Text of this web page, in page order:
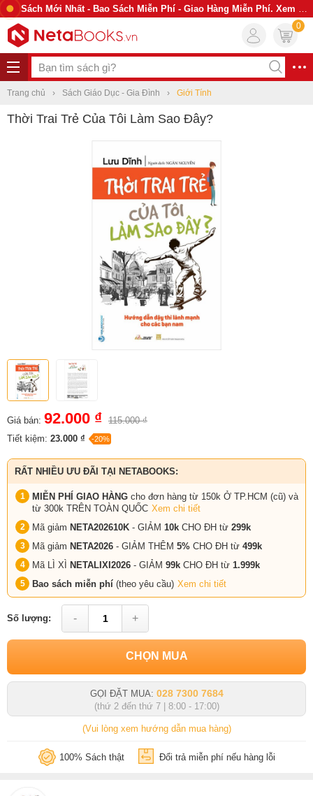
Sách Mới Nhất - Bao Sách Miễn Phí - Giao Hàng Miễn Phí. Xem Ngay
0
Trang chủ Sách Giáo Dục - Gia Đình Giới Tính
Thời Trai Trẻ Của Tôi Làm Sao Đây?
Giá bán: 92.000 ₫ 115.000 ₫
Tiết kiệm: 23.000 ₫ -20%
RẤT NHIỀU ƯU ĐÃI TẠI NETABOOKS:
MIỄN PHÍ GIAO HÀNG cho đơn hàng từ 150k Ở TP.HCM (cũ) và
từ 300k TRÊN TOÀN QUỐC Xem chi tiết
Mã giảm NETA202610K - GIẢM 10k CHO ĐH từ 299k
Mã giảm NETA2026 - GIẢM THÊM 5% CHO ĐH từ 499k
Mã LÌ XÌ NETALIXI2026 - GIẢM 99k CHO ĐH từ 1.999k
Bao sách miễn phí (theo yêu cầu) Xem chi tiết
Số lượng: - +
CHỌN MUA
GỌI ĐẶT MUA: 028 7300 7684
(thứ 2 đến thứ 7 | 8:00 - 17:00)
(Vui lòng xem hướng dẫn mua hàng)
100% Sách thật Đổi trả miễn phí nếu hàng lỗi